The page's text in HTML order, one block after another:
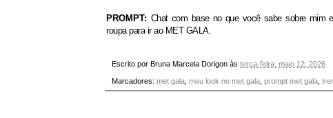
PROMPT: Chat com base no que você sabe sobre mim
roupa para ir ao MET GALA.
Escrito por Bruna Marcela Dorigon às terça-feira, maio 12, 2026
Marcadores: met gala meu look no met gala prompt met gala